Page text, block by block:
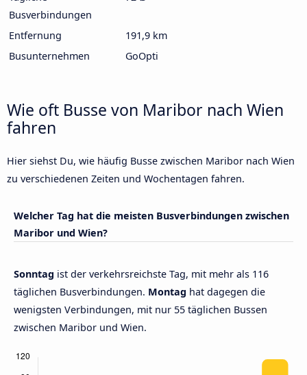
Busverbindungen
Entfernung
191,9 km
Busunternehmen
GoOpti
Wie oft Busse von Maribor nach Wien
fahren
Hier siehst Du, wie häufig Busse zwischen Maribor nach Wien
zu verschiedenen Zeiten und Wochentagen fahren.
Welcher Tag hat die meisten Busverbindungen zwischen
Maribor und Wien?
Sonntag ist der verkehrsreichste Tag, mit mehr als 116
täglichen Busverbindungen. Montag hat dagegen die
wenigsten Verbindungen, mit nur 55 täglichen Bussen
zwischen Maribor und Wien.